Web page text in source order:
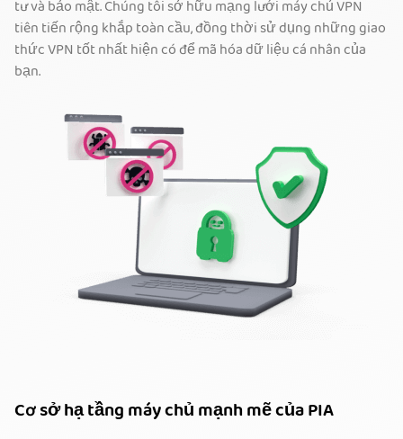
tư và bảo mật. Chúng tôi sở hữu mạng lưới máy chủ VPN
tiên tiến rộng khắp toàn cầu, đồng thời sử dụng những giao
thức VPN tốt nhất hiện có để mã hóa dữ liệu cá nhân của
bạn.
Cơ sở hạ tầng máy chủ mạnh mẽ của PIA